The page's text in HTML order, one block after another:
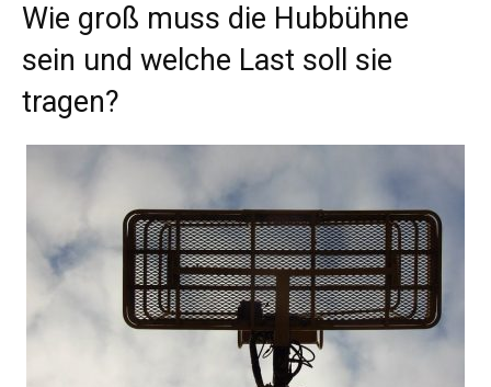
Wie groß muss die Hubbühne
sein und welche Last soll sie
tragen?